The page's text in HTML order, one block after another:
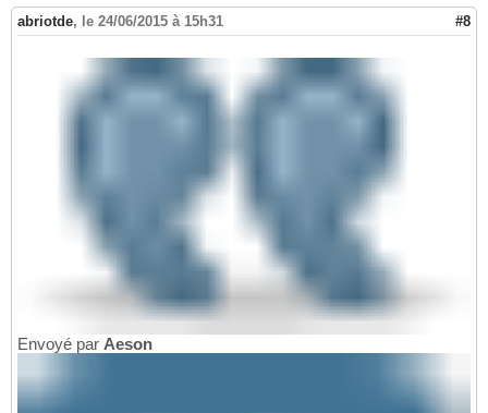
abriotde, le 24/06/2015 à 15h31 #8
Envoyé par Aeson